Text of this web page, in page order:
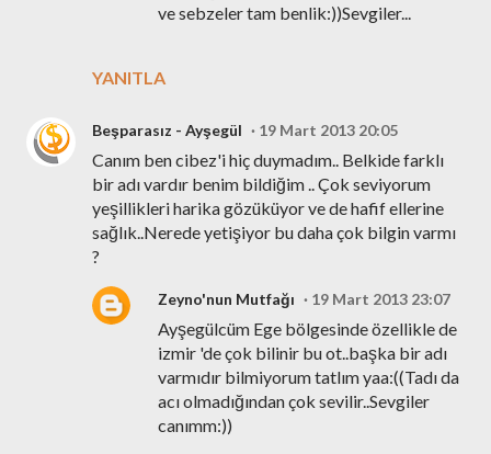
YANITLA
ve sebzeler tam benlik:))Sevgiler...
Beşparasız - Ayşegül 19 Mart 2013 20:05
Canım ben cibez'i hiç duymadım.. Belkide farklı
bir adı vardır benim bildiğim .. Çok seviyorum
yeşillikleri harika gözüküyor ve de hafif ellerine
sağlık..Nerede yetişiyor bu daha çok bilgin varmı
?
Zeyno'nun Mutfağı 19 Mart 2013 23:07
Ayşegülcüm Ege bölgesinde özellikle de
izmir 'de çok bilinir bu ot..başka bir adı
varmıdır bilmiyorum tatlım yaa:((Tadı da
acı olmadığından çok sevilir..Sevgiler
canımm:))